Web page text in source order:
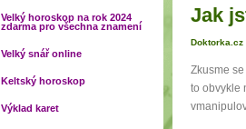
Velký horoskop na rok 2024
zdarma pro všechna znamení
Velký snář online
Keltský horoskop
Výklad karet
Jak
Doktorka.cz
Zkusme
to obvykle